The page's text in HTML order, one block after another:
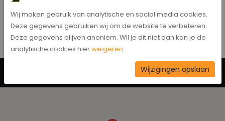
Uitslagen
Neem contact op
Wij maken gebruik van analytische en social media cookies.
Deze gegevens gebruiken wij om de website te verbeteren.
Deze gegevens blijven anoniem. Wil je dit niet dan kan je de
analytische cookies hierweigeren
Wijzigingen opslaan